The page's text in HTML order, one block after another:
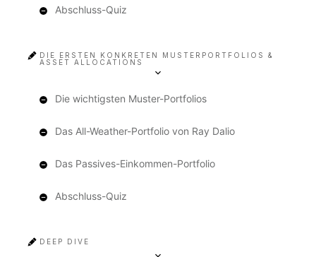
Abschluss-Quiz
DIE ERSTEN KONKRETEN MUSTERPORTFOLIOS &
ASSET ALLOCATIONS
Die wichtigsten Muster-Portfolios
Das All-Weather-Portfolio von Ray Dalio
Das Passives-Einkommen-Portfolio
Abschluss-Quiz
DEEP DIVE